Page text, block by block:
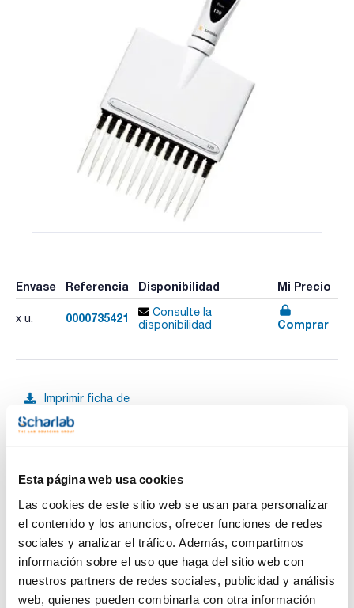
Esta página web usa cookies
Las cookies de este sitio web se usan para personalizar
el contenido y los anuncios, ofrecer funciones de redes
sociales y analizar el tráfico. Además, compartimos
información sobre el uso que haga del sitio web con
nuestros partners de redes sociales, publicidad y análisis
web, quienes pueden combinarla con otra información
Envase Referencia Disponibilidad Mi Precio
x u. 0000735421
Consulte la
disponibilidad
Comprar
Imprimir ficha de
Características
Canales : 12
Rango de volumen (µl) : 0,2-10
Volumen muestra (µl) : 10 5 1
Error aleatorio (%) : 0,90 1,50 4,00
Error sistemático (%) : 0,50 0,80 3,00
Pack (u.) : 1
Pipeta electrónica pequeña y ligera que le protege de
lesiones causadas por esfuerzo repetitivo y alivia su carga
de trabajo en series de pipeteo prolongadas. El diseño
ergonómico asegura una postura óptima de trabajo y
comodidad durante el pipeteo. La expulsión electrónica de la
punta sin esfuerzo evita problemas de tensión en la mano.
Ver más
Documentación técnica
TDS / Ficha técnica